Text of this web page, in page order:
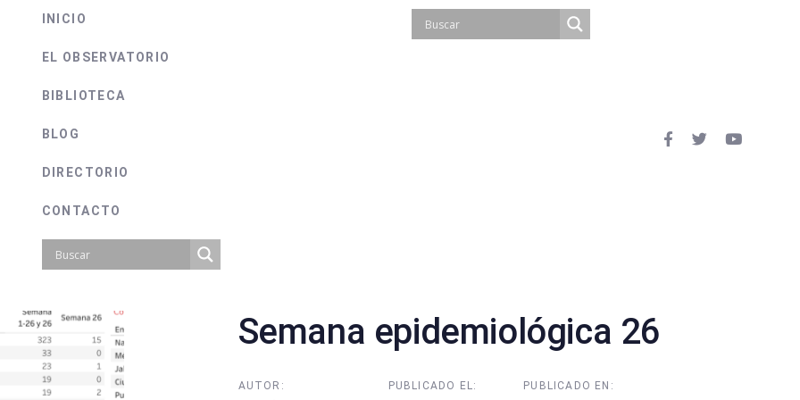
INICIO
EL OBSERVATORIO
BIBLIOTECA
BLOG
DIRECTORIO
CONTACTO
Semana epidemiológica 26
AUTOR: PUBLICADO EL: PUBLICADO EN: